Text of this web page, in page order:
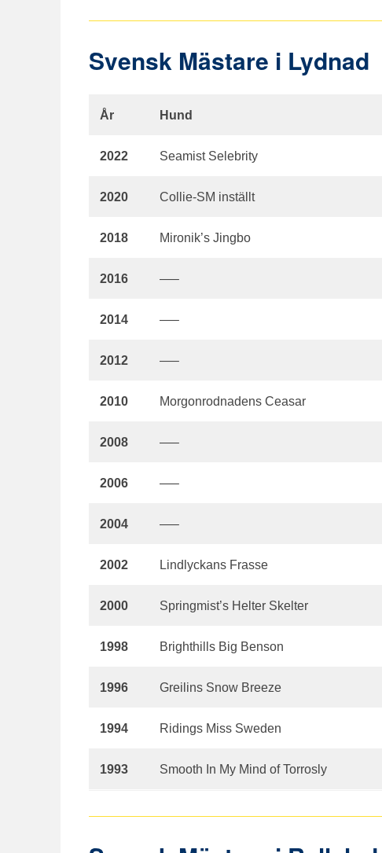
Svensk Mästare i Lydnad
År Hund
2022 Seamist Selebrity
2020 Collie-SM inställt
2018 Mironik’s Jingbo
2016 —–
2014 —–
2012 —–
2010 Morgonrodnadens Ceasar
2008 —–
2006 —–
2004 —–
2002 Lindlyckans Frasse
2000 Springmist’s Helter Skelter
1998 Brighthills Big Benson
1996 Greilins Snow Breeze
1994 Ridings Miss Sweden
1993 Smooth In My Mind of Torrosly